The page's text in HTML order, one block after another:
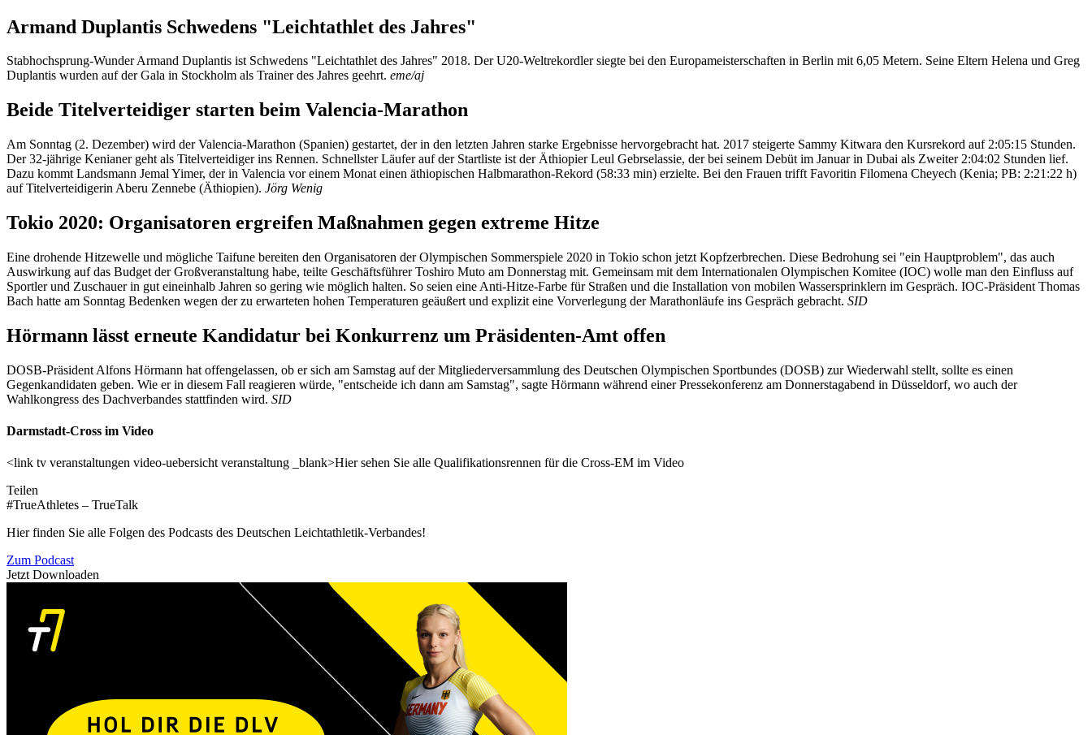
Armand Duplantis Schwedens "Leichtathlet des Jahres"
Stabhochsprung-Wunder Armand Duplantis ist Schwedens "Leichtathlet des Jahres" 2018. Der U20-Weltrekordler siegte bei den Europameisterschaften in Berlin mit 6,05 Metern. Seine Eltern Helena und Greg
Duplantis wurden auf der Gala in Stockholm als Trainer des Jahres geehrt. eme/aj
Beide Titelverteidiger starten beim Valencia-Marathon
Am Sonntag (2. Dezember) wird der Valencia-Marathon (Spanien) gestartet, der in den letzten Jahren starke Ergebnisse hervorgebracht hat. 2017 steigerte Sammy Kitwara den Kursrekord auf 2:05:15 Stunden.
Der 32-jährige Kenianer geht als Titelverteidiger ins Rennen. Schnellster Läufer auf der Startliste ist der Äthiopier Leul Gebrselassie, der bei seinem Debüt im Januar in Dubai als Zweiter 2:04:02 Stunden lief.
Dazu kommt Landsmann Jemal Yimer, der in Valencia vor einem Monat einen äthiopischen Halbmarathon-Rekord (58:33 min) erzielte. Bei den Frauen trifft Favoritin Filomena Cheyech (Kenia; PB: 2:21:22 h)
auf Titelverteidigerin Aberu Zennebe (Äthiopien). Jörg Wenig
Tokio 2020: Organisatoren ergreifen Maßnahmen gegen extreme Hitze
Eine drohende Hitzewelle und mögliche Taifune bereiten den Organisatoren der Olympischen Sommerspiele 2020 in Tokio schon jetzt Kopfzerbrechen. Diese Bedrohung sei "ein Hauptproblem", das auch
Auswirkung auf das Budget der Großveranstaltung habe, teilte Geschäftsführer Toshiro Muto am Donnerstag mit. Gemeinsam mit dem Internationalen Olympischen Komitee (IOC) wolle man den Einfluss auf
Sportler und Zuschauer in gut eineinhalb Jahren so gering wie möglich halten. So seien eine Anti-Hitze-Farbe für Straßen und die Installation von mobilen Wassersprinklern im Gespräch. IOC-Präsident Thomas
Bach hatte am Sonntag Bedenken wegen der zu erwarteten hohen Temperaturen geäußert und explizit eine Vorverlegung der Marathonläufe ins Gespräch gebracht. SID
Hörmann lässt erneute Kandidatur bei Konkurrenz um Präsidenten-Amt offen
DOSB-Präsident Alfons Hörmann hat offengelassen, ob er sich am Samstag auf der Mitgliederversammlung des Deutschen Olympischen Sportbundes (DOSB) zur Wiederwahl stellt, sollte es einen
Gegenkandidaten geben. Wie er in diesem Fall reagieren würde, "entscheide ich dann am Samstag", sagte Hörmann während einer Pressekonferenz am Donnerstagabend in Düsseldorf, wo auch der
Wahlkongress des Dachverbandes stattfinden wird. SID
Darmstadt-Cross im Video
<link tv veranstaltungen video-uebersicht veranstaltung _blank>Hier sehen Sie alle Qualifikationsrennen für die Cross-EM im Video
Teilen
#TrueAthletes – TrueTalk
Hier finden Sie alle Folgen des Podcasts des Deutschen Leichtathletik-Verbandes!
Zum Podcast
Jetzt Downloaden